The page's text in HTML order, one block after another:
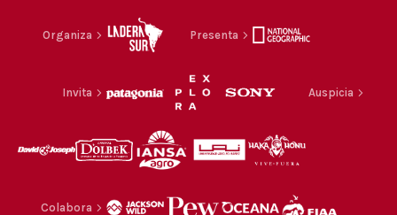
Organiza Presenta
Invita Auspicia
Colabora